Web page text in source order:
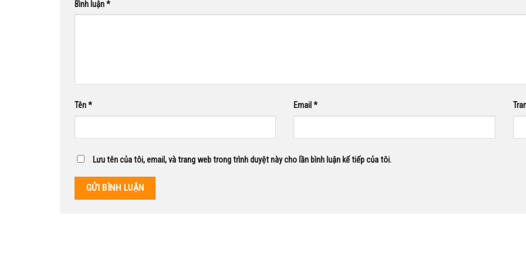
Bình luận*
Tên* Email*
Lưu tên của tôi, email, và trang web trong trình duyệt này cho lần bình luận kế tiếp của tôi.